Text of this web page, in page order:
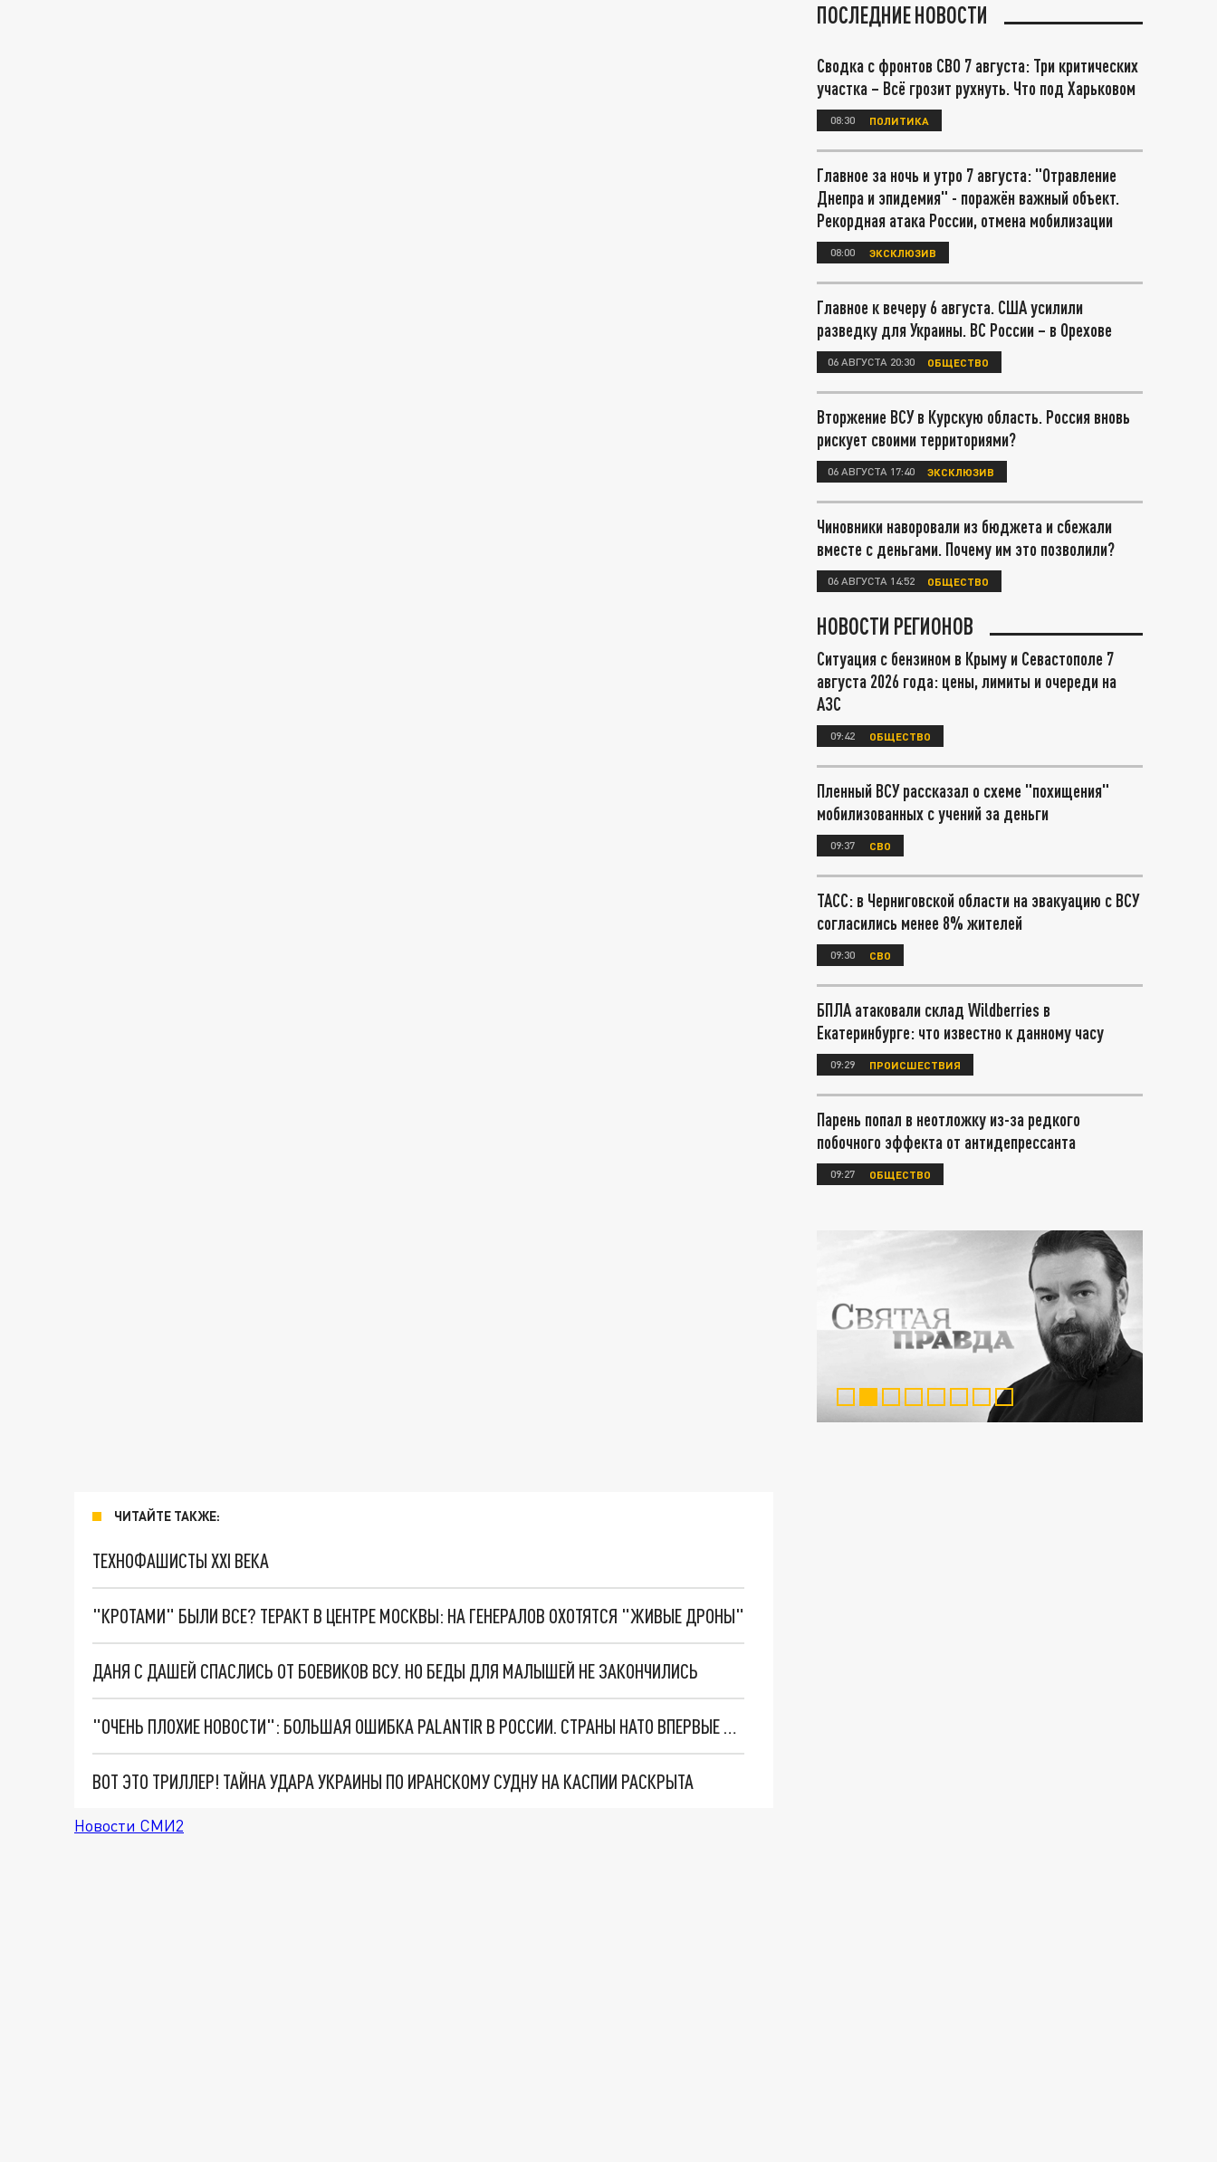
ЧИТАЙТЕ ТАКЖЕ:
ТЕХНОФАШИСТЫ XXI ВЕКА
"КРОТАМИ" БЫЛИ ВСЕ? ТЕРАКТ В ЦЕНТРЕ МОСКВЫ: НА ГЕНЕРАЛОВ ОХОТЯТСЯ "ЖИВЫЕ ДРОНЫ"
ДАНЯ С ДАШЕЙ СПАСЛИСЬ ОТ БОЕВИКОВ ВСУ. НО БЕДЫ ДЛЯ МАЛЫШЕЙ НЕ ЗАКОНЧИЛИСЬ
"ОЧЕНЬ ПЛОХИЕ НОВОСТИ": БОЛЬШАЯ ОШИБКА PALANTIR В РОССИИ. СТРАНЫ НАТО ВПЕРВЫЕ ЗА СВО ОСТАНОВИЛИ ПОСТАВКИ ОРУЖИЯ. ВСУ ТЕРЯЮТ ПРИГРАНИЧЬЕ?
ВОТ ЭТО ТРИЛЛЕР! ТАЙНА УДАРА УКРАИНЫ ПО ИРАНСКОМУ СУДНУ НА КАСПИИ РАСКРЫТА
Новости СМИ2
ПОСЛЕДНИЕ НОВОСТИ
Сводка с фронтов СВО 7 августа: Три критических
участка – Всё грозит рухнуть. Что под Харьковом
08:30 ПОЛИТИКА
Главное за ночь и утро 7 августа: "Отравление
Днепра и эпидемия" - поражён важный объект.
Рекордная атака России, отмена мобилизации
08:00 ЭКСКЛЮЗИВ
Главное к вечеру 6 августа. США усилили
разведку для Украины. ВС России – в Орехове
06 АВГУСТА 20:30 ОБЩЕСТВО
Вторжение ВСУ в Курскую область. Россия вновь
рискует своими территориями?
06 АВГУСТА 17:40 ЭКСКЛЮЗИВ
Чиновники наворовали из бюджета и сбежали
вместе с деньгами. Почему им это позволили?
06 АВГУСТА 14:52 ОБЩЕСТВО
НОВОСТИ РЕГИОНОВ
Ситуация с бензином в Крыму и Севастополе 7
августа 2026 года: цены, лимиты и очереди на
АЗС
09:42 ОБЩЕСТВО
Пленный ВСУ рассказал о схеме "похищения"
мобилизованных с учений за деньги
09:37 СВО
ТАСС: в Черниговской области на эвакуацию с ВСУ
согласились менее 8% жителей
09:30 СВО
БПЛА атаковали склад Wildberries в
Екатеринбурге: что известно к данному часу
09:29 ПРОИСШЕСТВИЯ
Парень попал в неотложку из-за редкого
побочного эффекта от антидепрессанта
09:27 ОБЩЕСТВО